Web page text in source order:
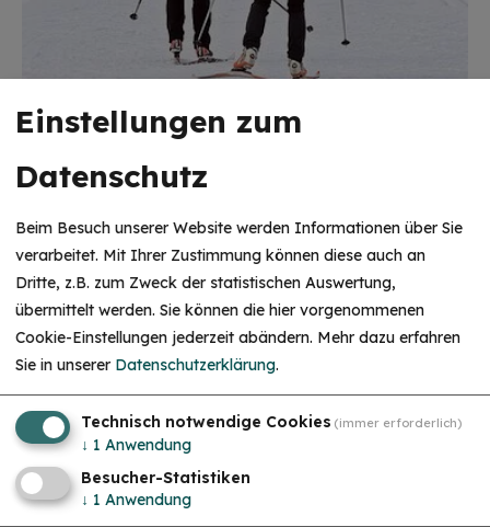
Einstellungen zum
Datenschutz
Beim Besuch unserer Website werden Informationen über Sie
verarbeitet. Mit Ihrer Zustimmung können diese auch an
Dritte, z.B. zum Zweck der statistischen Auswertung,
übermittelt werden. Sie können die hier vorgenommenen
Cookie-Einstellungen jederzeit abändern. Mehr dazu erfahren
Sie in unserer Datenschutzerklärung.
Technisch notwendige Cookies (immer erforderlich)
↓ 1 Anwendung
Besucher-Statistiken
↓ 1 Anwendung